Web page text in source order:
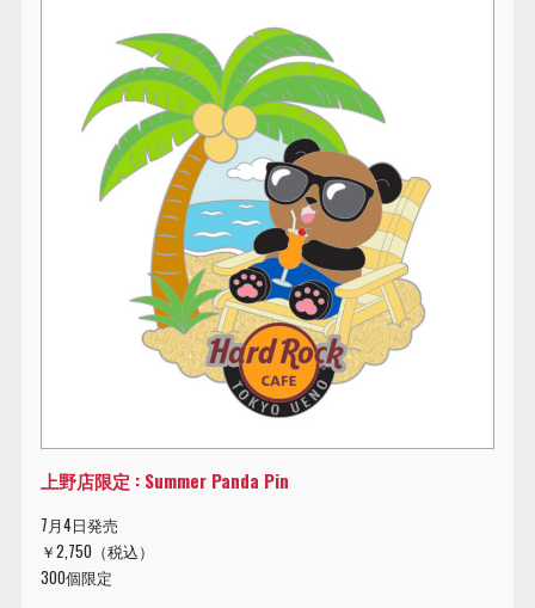
上野店限定 : Summer Panda Pin
7月4日発売
￥2,750（税込）
300個限定